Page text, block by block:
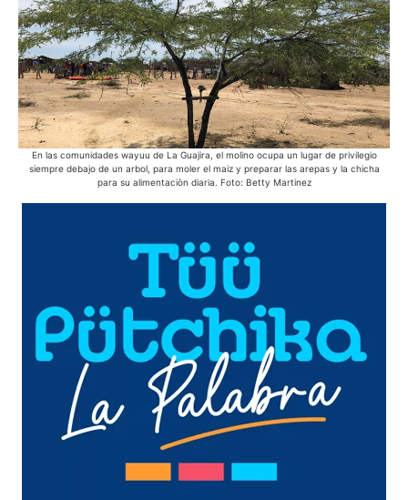
En las comunidades wayuu de La Guajira, el molino ocupa un lugar de privilegio
siempre debajo de un arbol, para moler el maiz y preparar las arepas y la chicha
para su alimentaciòn diaria. Foto: Betty Martinez